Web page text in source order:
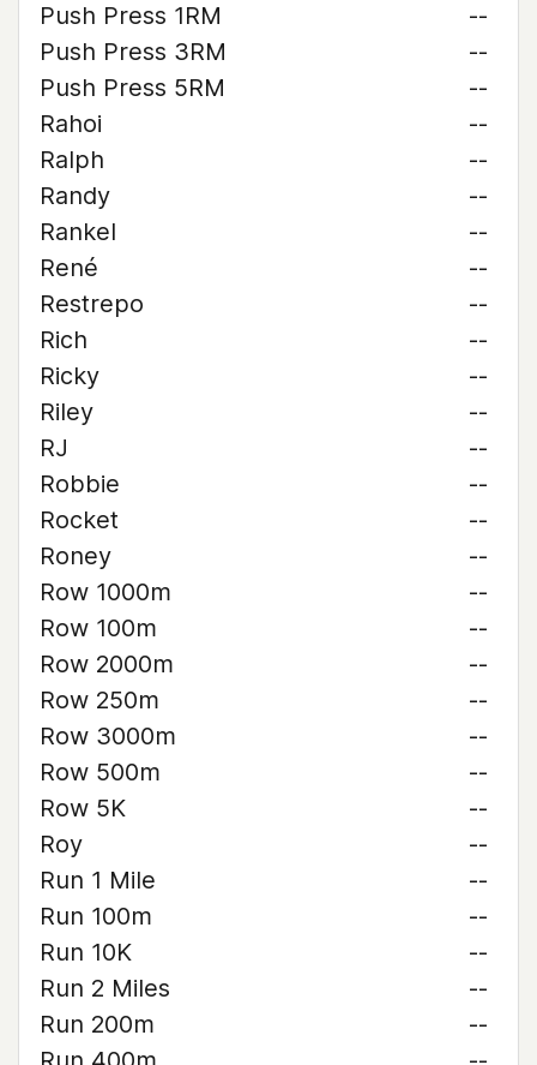
Push Press 1RM
--
Push Press 3RM
--
Push Press 5RM
--
Rahoi
--
Ralph
--
Randy
--
Rankel
--
René
--
Restrepo
--
Rich
--
Ricky
--
Riley
--
RJ
--
Robbie
--
Rocket
--
Roney
--
Row 1000m
--
Row 100m
--
Row 2000m
--
Row 250m
--
Row 3000m
--
Row 500m
--
Row 5K
--
Roy
--
Run 1 Mile
--
Run 100m
--
Run 10K
--
Run 2 Miles
--
Run 200m
--